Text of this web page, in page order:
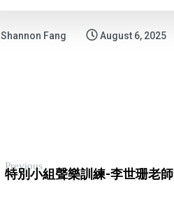
Shannon Fang August 6, 2025
Previous
特別小組聲樂訓練-李世珊老師